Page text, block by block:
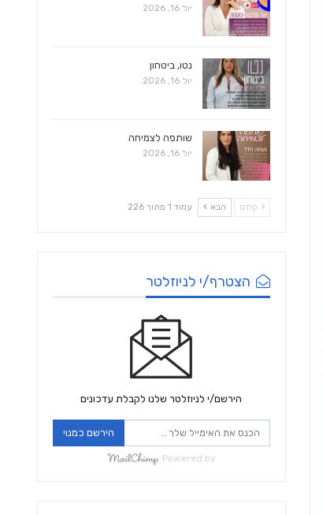
יול 16, 2026
נטו, ביטחון
יול 16, 2026
שותפה לצמיחה
יול 16, 2026
קודם הבא עמוד 1 מתוך 226
הצטרף/י לניוזלטר
הירשם/י לניוזלטר שלנו לקבלת עדכונים
הירשם כמנוי
Powered by